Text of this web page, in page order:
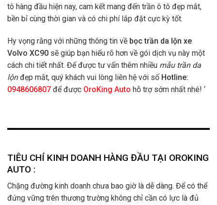
tô hàng đầu hiện nay, cam kết mang đến trần ô tô đẹp mắt,
bền bỉ cùng thời gian và có chi phí lắp đặt cực kỳ tốt.
Hy vọng rằng với những thông tin về bọc trần da lộn xe
Volvo XC90 sẽ giúp bạn hiểu rõ hơn về gói dịch vụ này một
cách chi tiết nhất. Để được tư vấn thêm nhiều mẫu trần da
lộnđẹp mắt, quý khách vui lòng liên hệ với số Hotline:
0948606807 để được OroKing Auto hỗ trợ sớm nhất nhé! ‘
TIÊU CHÍ KINH DOANH HÀNG ĐẦU TẠI OROKING
AUTO :
Chặng đường kinh doanh chưa bao giờ là dễ dàng. Để có thể
đứng vững trên thương trường không chỉ cần có lực là đủ